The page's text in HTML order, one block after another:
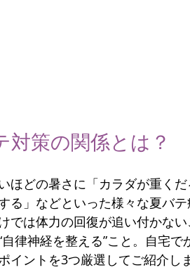
対策の関係とは？
ほどの暑さに「カラダが重く
る」などといった様々な夏バ
では体力の回復が追い付かな
律神経を整える”こと。自宅で
ントを3つ厳選してご紹介しま